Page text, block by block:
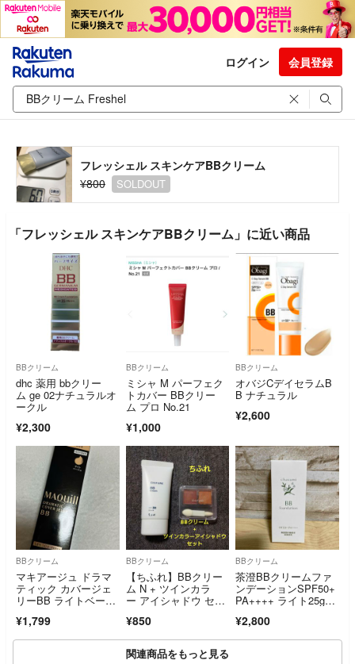
ログイン 会員登録
フレッシェル スキンケアBBクリーム
¥800
SOLDOUT
「フレッシェル スキンケアBBクリーム」に近い商品
BBクリーム
dhc 薬用 bbクリー
ム ge 02ナチュラルオ
ークル
¥2,300
BBクリーム
ミシャ M パーフェク
トカバー BBクリー
ム プロ No.21
¥1,000
BBクリーム
オバジCデイセラムB
B ナチュラル
¥2,600
BBクリーム
マキアージュ ドラマ
ティック カバージェ
リーBB ライトベージ
¥1,799
BBクリーム
【ちふれ】BBクリー
ム N + ツインカラ
ー アイシャドウ セッ
¥850
BBクリーム
茶澄BBクリームファ
ンデーションSPF50+
PA++++ ライト25g新
¥2,800
関連商品をもっと見る